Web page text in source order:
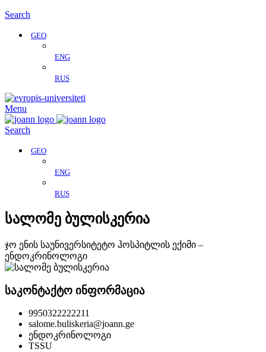
Search
GEO
ENG
RUS
Menu
Search
GEO
ENG
RUS
სალომე ბულისკერია
ჯო ენის საუნივერსიტეტო ჰოსპიტლის ექიმი –
ენდოკრინოლოგი
საკონტაქტო ინფორმაცია
9950322222211
salome.buliskeria@joann.ge
ენდოკრინოლოგი
TSSU